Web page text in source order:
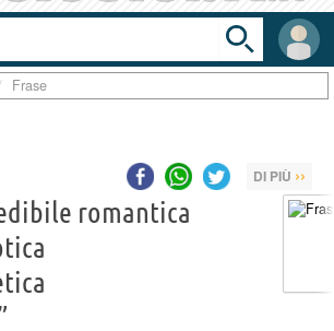
User
area
bar
Frase
DI PIÙ ››
romantica